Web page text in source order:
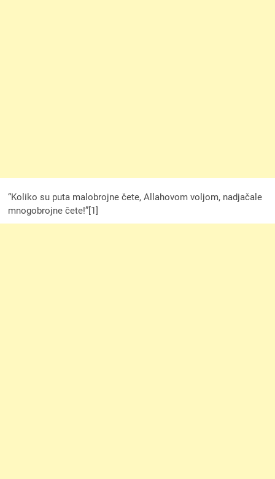
“Koliko su puta malobrojne čete, Allahovom voljom, nadjačale
mnogobrojne čete!”[1]